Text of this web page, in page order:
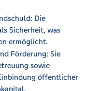
Die
Sicherheit, was
ermöglicht.
Förderung: Sie
sowie
öffentlicher